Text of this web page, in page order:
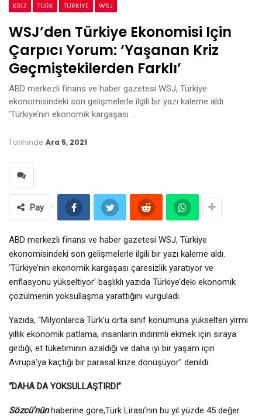
KRIZ TÜRK TÜRKIYE WSJ
WSJ’den Türkiye Ekonomisi Için
Çarpıcı Yorum: ‘Yaşanan Kriz
Geçmiştekilerden Farklı’
ABD merkezli finans ve haber gazetesi WSJ, Türkiye
ekonomisindeki son gelişmelerle ilgili bir yazı kaleme aldı.
‘Türkiye’nin ekonomik kargaşası …
Tarihinde Ara 5, 2021
Pay
ABD merkezli finans ve haber gazetesi WSJ, Türkiye
ekonomisindeki son gelişmelerle ilgili bir yazı kaleme aldı.
‘Türkiye’nin ekonomik kargaşası çaresizlik yaratıyor ve
enflasyonu yükseltiyor’ başlıklı yazıda Türkiye’deki ekonomik
çözülmenin yoksullaşma yarattığını vurguladı.
Yazıda, “Milyonlarca Türk’ü orta sınıf konumuna yükselten yirmi
yıllık ekonomik patlama, insanların indirimli ekmek için sıraya
girdiği, et tüketiminin azaldığı ve daha iyi bir yaşam için
Avrupa’ya kaçtığı bir parasal krize dönüşüyor” denildi.
“DAHA DA YOKSULLAŞTIRDI”
Sözcü’nün haberine göre,Türk Lirası’nın bu yıl yüzde 45 değer